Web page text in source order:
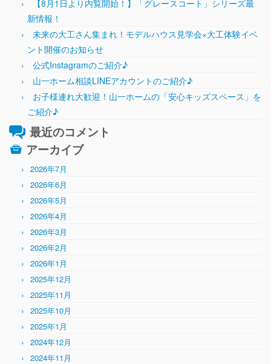
【8月1日より内覧開始！】「グレースコート」シリーズ最
新情報！
未来の大工さん集まれ！モデルハウス見学会×大工体験イベ
ント開催のお知らせ
公式Instagramのご紹介♪
山一ホーム相談LINEアカウントのご紹介♪
お子様連れ大歓迎！山一ホームの「安心キッズスペース」を
ご紹介♪
最近のコメント
アーカイブ
2026年7月
2026年6月
2026年5月
2026年4月
2026年3月
2026年2月
2026年1月
2025年12月
2025年11月
2025年10月
2025年1月
2024年12月
2024年11月